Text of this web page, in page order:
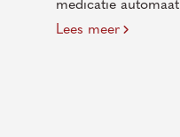
medicatie
Lees meer